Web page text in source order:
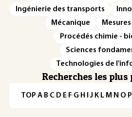
Ingénierie des transports
Mécanique
Procédés chimie -
Sciences
Technologies de
Recherches les
TOP·A·B·C· D· E· F·G· H · ·J· K· L· M · N ·O· P